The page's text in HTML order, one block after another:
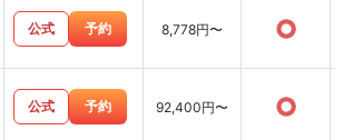
公式 予約 8,778円〜 ○
公式 予約 92,400円〜 ○